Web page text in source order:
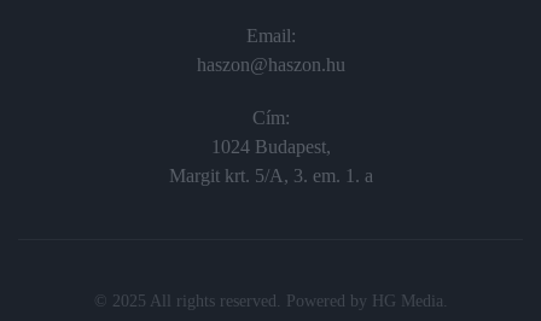
Email:
haszon@haszon.hu
Cím:
1024 Budapest,
Margit krt. 5/A, 3. em. 1. a
© 2025 All rights reserved. Powered by HG Media